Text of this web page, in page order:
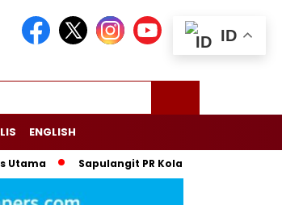
ENGLISH
Sapulangit PR Kolaborasi dengan
ID